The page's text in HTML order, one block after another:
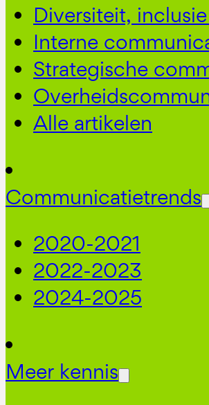
Diversiteit,
Interne
Strategische
Alle artikelen
Communicatietrends
2020-2021
2022-2023
2024-2025
Meer kennis